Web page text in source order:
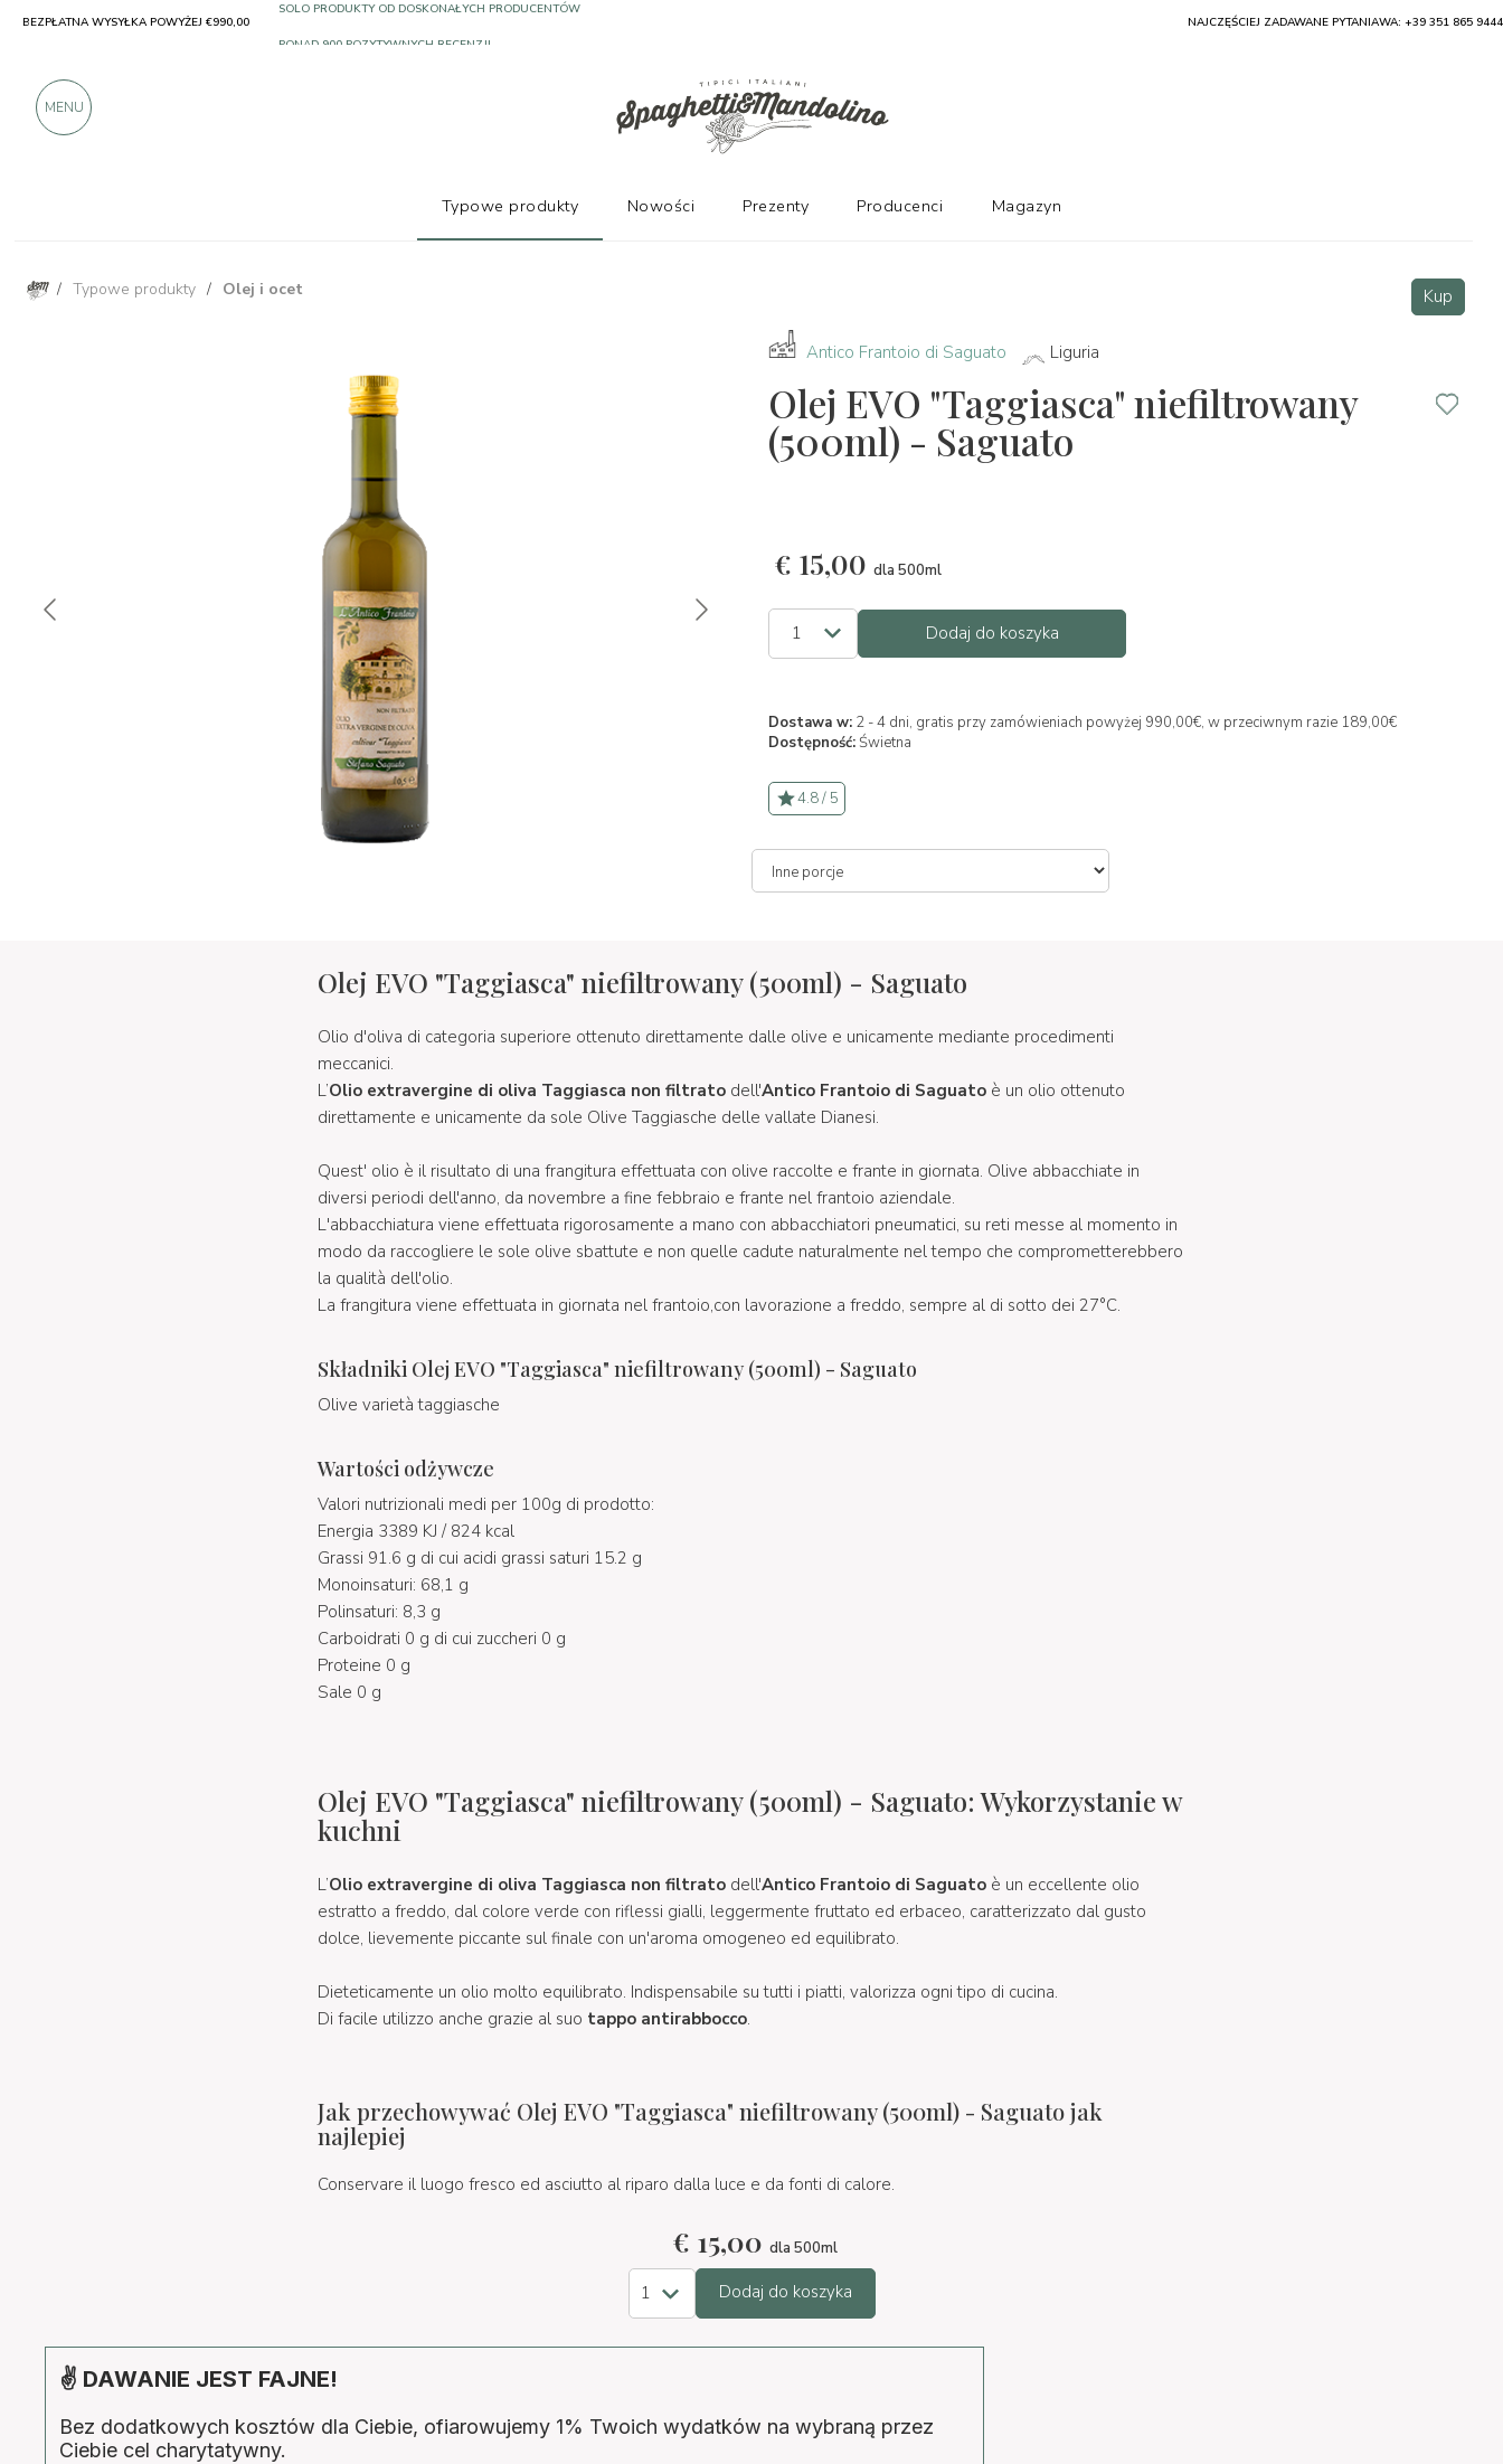
/ Typowe produkty / Olej i ocet Kup
Antico Frantoio di Saguato Liguria
Olej EVO "Taggiasca" niefiltrowany
(500ml) - Saguato
€ 15,00 dla 500ml
Dodaj do koszyka
Dostawa w: 2 - 4 dni, gratis przy zamówieniach powyżej 990,00€, w przeciwnym razie 189,00€
Dostępność:Świetna
4.8 / 5
Olej EVO "Taggiasca" niefiltrowany (500ml) - Saguato
Olio d'oliva di categoria superiore ottenuto direttamente dalle olive e unicamente mediante procedimenti
meccanici.
L’Olio extravergine di oliva Taggiasca non filtratodell'Antico Frantoio di Saguatoè un olio ottenuto
direttamente e unicamente da sole Olive Taggiasche delle vallate Dianesi.
Quest' olio è il risultato di una frangitura effettuata con olive raccolte e frante in giornata. Olive abbacchiate in
diversi periodi dell'anno, da novembre a fine febbraio e frante nel frantoio aziendale.
L'abbacchiatura viene effettuata rigorosamente a mano con abbacchiatori pneumatici, su reti messe al momento in
modo da raccogliere le sole olive sbattute e non quelle cadute naturalmente nel tempo che comprometterebbero
la qualità dell'olio.
La frangitura viene effettuata in giornata nel frantoio,con lavorazione a freddo, sempre al di sotto dei 27°C.
Składniki Olej EVO "Taggiasca" niefiltrowany (500ml) - Saguato
Olive varietà taggiasche
Wartości odżywcze
Valori nutrizionali medi per 100g di prodotto:
Energia 3389 KJ / 824 kcal
Grassi 91.6 g di cui acidi grassi saturi 15.2 g
Monoinsaturi: 68,1 g
Polinsaturi: 8,3 g
Carboidrati 0 g di cui zuccheri 0 g
Proteine 0 g
Sale 0 g
Olej EVO "Taggiasca" niefiltrowany (500ml) - Saguato: Wykorzystanie w
kuchni
L’Olio extravergine di oliva Taggiasca non filtratodell'Antico Frantoio di Saguatoè un eccellente olio
estratto a freddo, dal colore verde con riflessi gialli, leggermente fruttato ed erbaceo, caratterizzato dal gusto
dolce, lievemente piccante sul finale con un'aroma omogeneo ed equilibrato.
Dieteticamente un olio molto equilibrato. Indispensabile su tutti i piatti, valorizza ogni tipo di cucina.
Di facile utilizzo anche grazie al suo tappo antirabbocco.
Jak przechowywać Olej EVO "Taggiasca" niefiltrowany (500ml) - Saguato jak
najlepiej
Conservare il luogo fresco ed asciutto al riparo dalla luce e da fonti di calore.
€ 15,00 dla 500ml
Dodaj do koszyka
✌ DAWANIE JEST FAJNE!
Bez dodatkowych kosztów dla Ciebie, ofiarowujemy 1% Twoich wydatków na wybraną przez
Ciebie cel charytatywny.
BEZPŁATNA WYSYŁKA POWYŻEJ €990,00 NAJCZĘŚCIEJ ZADAWANE PYTANIAWA: +39 351 865 9444
MENU
Typowe produkty Nowości Prezenty Producenci Magazyn